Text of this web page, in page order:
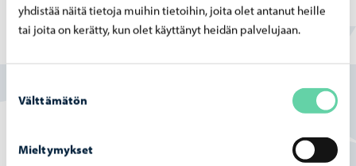
yhdistää näitä tietoja muihin tietoihin, joita olet antanut heille
tai joita on kerätty, kun olet käyttänyt heidän palvelujaan.
valinta
Välttämätön
Mieltymykset